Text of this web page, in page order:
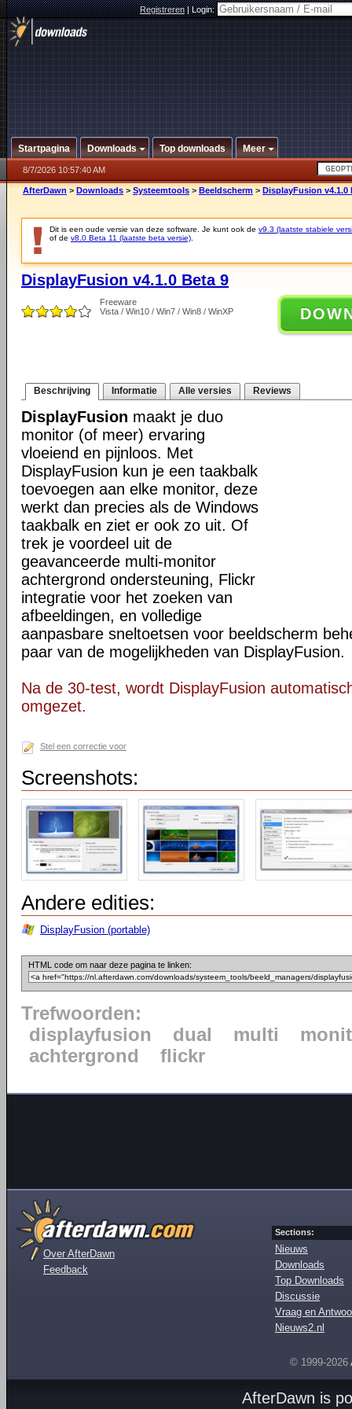
Registreren|Login:
Startpagina Downloads Top downloads Meer
8/7/2026 10:57:40 AM
AfterDawn > Downloads > Systeemtools > Beeldscherm > DisplayFusion v4.1.0
Dit is een oude versie van deze software. Je kunt ook de v9.3 (laatste stabiele
of de v8.0 Beta 11 (laatste beta versie)
DisplayFusion v4.1.0 Beta 9
Freeware
Vista / Win10 / Win7 / Win8 / WinXP
Beschrijving Informatie Alle versies Reviews
DisplayFusion maakt je duo
monitor (of meer) ervaring
vloeiend en pijnloos. Met
DisplayFusion kun je een taakbalk
toevoegen aan elke monitor, deze
werkt dan precies als de Windows
taakbalk en ziet er ook zo uit. Of
trek je voordeel uit de
geavanceerde multi-monitor
achtergrond ondersteuning, Flickr
integratie voor het zoeken van
afbeeldingen, en volledige
aanpasbare sneltoetsen voor beeldscherm
paar van de mogelijkheden van DisplayFusion.
Na de 30-test, wordt DisplayFusion
omgezet.
Stel een correctie voor
Screenshots:
Andere edities:
DisplayFusion (portable)
HTML code om naar deze pagina te linken:
Trefwoorden:
displayfusion
dual multi
achtergrond
flickr
Over AfterDawn
Feedback
Sections:
Nieuws
Downloads
Top Downloads
Discussie
Vraag en
Nieuws2.nl
© 1999-2026
AfterDawn is